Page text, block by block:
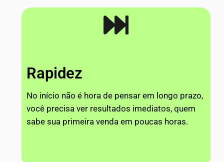
Rapidez
No início não é hora de pensar em longo prazo,
você precisa ver resultados imediatos, quem
sabe sua primeira venda em poucas horas.